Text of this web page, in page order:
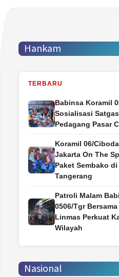
Hankam
TERBARU
Babinsa Koramil
Sosialisasi
Pedagang Pasar
Koramil 06/
Jakarta On The
Paket Sembako
Tangerang
Patroli Malam
0506/Tgr
Linmas Perkuat
Wilayah
Nasional